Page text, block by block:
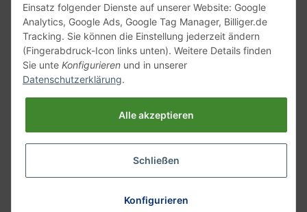
Versand mit
* Alle Preise inkl. gesetzlicher USt., zzgl.Versand
Einsatz folgender Dienste auf unserer Website: Google
Analytics, Google Ads, Google Tag Manager, Billiger.de
Tracking. Sie können die Einstellung jederzeit ändern
(Fingerabdruck-Icon links unten). Weitere Details finden
Sie unte Konfigurieren und in unserer
Datenschutzerklärung.
Alle akzeptieren
Schließen
Konfigurieren